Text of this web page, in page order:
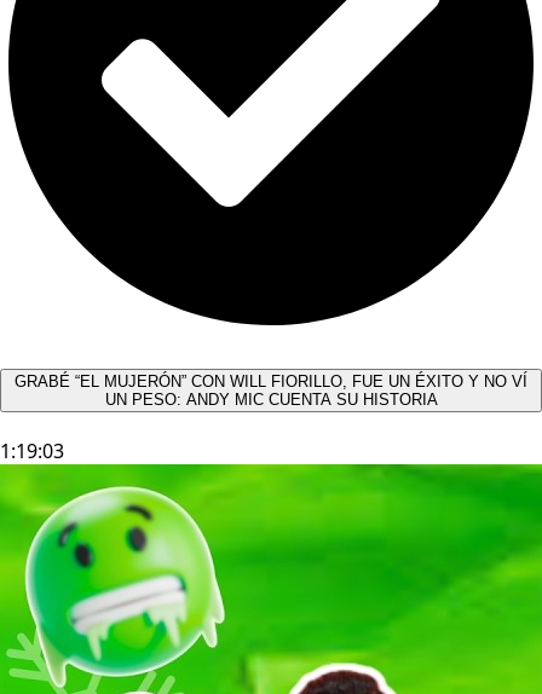
GRABÉ “EL MUJERÓN” CON WILL FIORILLO, FUE UN ÉXITO Y NO VÍ
UN PESO: ANDY MIC CUENTA SU HISTORIA
1:19:03